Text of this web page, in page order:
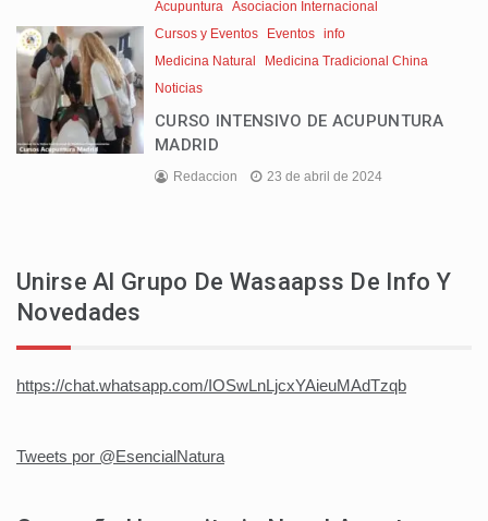
Acupuntura Asociacion Internacional
Cursos y Eventos
Eventos info
Medicina Natural
Medicina Tradicional China
Noticias
CURSO INTENSIVO DE ACUPUNTURA
MADRID
Redaccion 23 de abril de 2024
Unirse Al Grupo De Wasaapss De Info Y
Novedades
https://chat.whatsapp.com/IOSwLnLjcxYAieuMAdTzqb
Tweets por @EsencialNatura